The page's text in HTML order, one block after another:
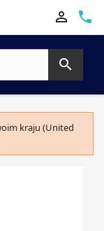
phone


kraju (United